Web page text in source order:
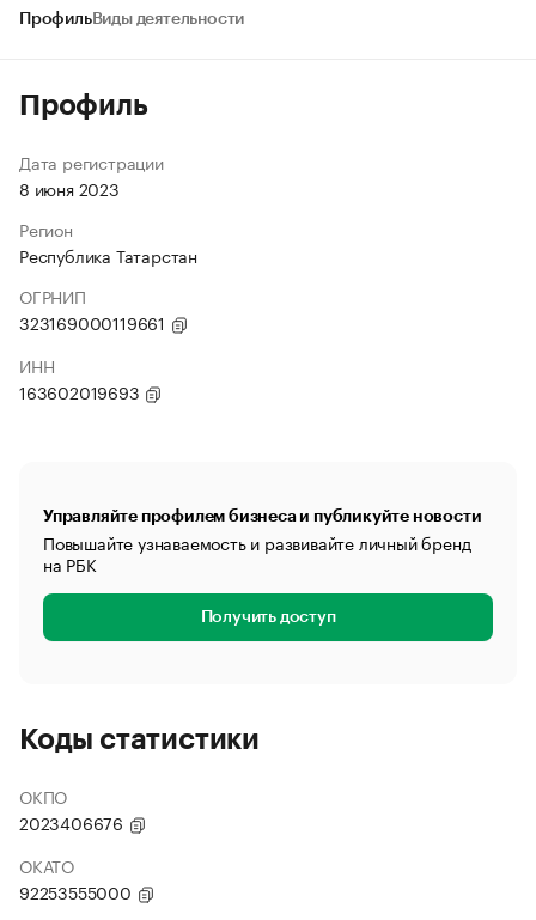
ПрофильВиды деятельности
Профиль
Дата регистрации
8 июня 2023
Регион
Республика Татарстан
ОГРНИП
323169000119661
ИНН
163602019693
Управляйте профилем бизнеса и публикуйте новости
Повышайте узнаваемость и развивайте личный бренд
на РБК
Получить доступ
Коды статистики
ОКПО
2023406676
ОКАТО
92253555000